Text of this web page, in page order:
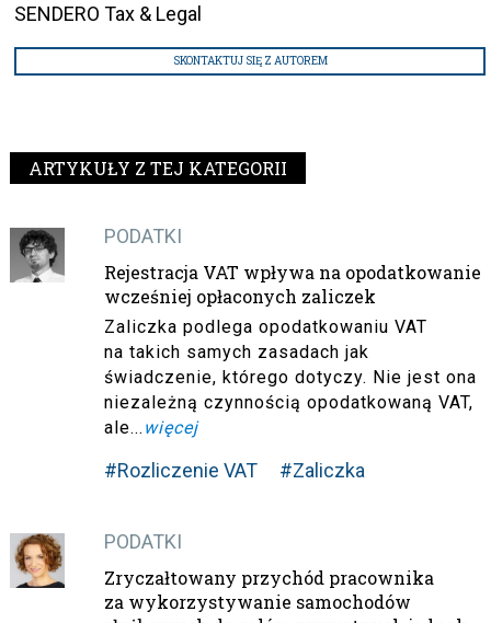
SENDERO Tax & Legal
SKONTAKTUJ SIĘ Z AUTOREM
ARTYKUŁY Z TEJ KATEGORII
PODATKI
Rejestracja VAT wpływa na opodatkowanie
wcześniej opłaconych zaliczek
Zaliczka podlega opodatkowaniu VAT
na takich samych zasadach jak
świadczenie, którego dotyczy. Nie jest ona
niezależną czynnością opodatkowaną VAT,
ale... więcej
#Rozliczenie VAT #Zaliczka
PODATKI
Zryczałtowany przychód pracownika
za wykorzystywanie samochodów